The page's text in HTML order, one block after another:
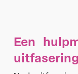
Een
uitfasering